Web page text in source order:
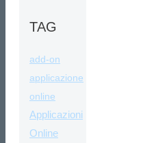
TAG
add-on
applicazione
online
Applicazioni
Online